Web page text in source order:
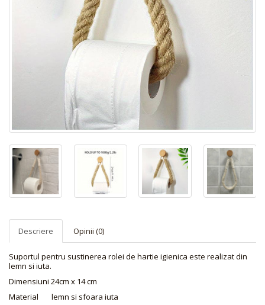
Descriere Opinii (0)
Suportul pentru sustinerea rolei de hartie igienica este realizat din
lemn si iuta.
Dimensiuni 24cm x 14 cm
Material
lemn si sfoara iuta